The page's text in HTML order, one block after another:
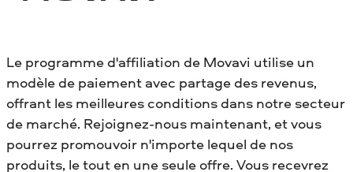
Le programme d'affiliation de Movavi utilise un
modèle de paiement avec partage des revenus,
offrant les meilleures conditions dans notre secteur
de marché. Rejoignez-nous maintenant, et vous
pourrez promouvoir n'importe lequel de nos
produits, le tout en une seule offre. Vous recevrez